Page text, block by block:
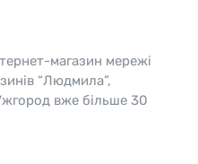
магазин мережі
“Людмила”,
вже більше 30